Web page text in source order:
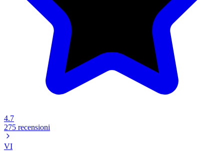
4.7
275 recensioni
VI